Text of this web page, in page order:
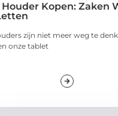
Kopen: Zaken
zijn niet meer weg te
onze tablet